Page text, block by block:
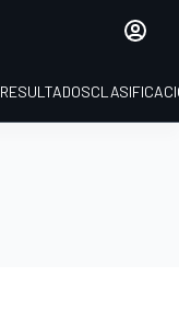
RESULTADOS